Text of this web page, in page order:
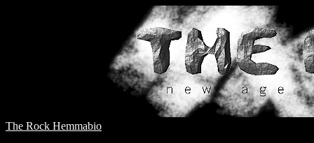
Hoppa
Hoppa
The Rock Hemmabio